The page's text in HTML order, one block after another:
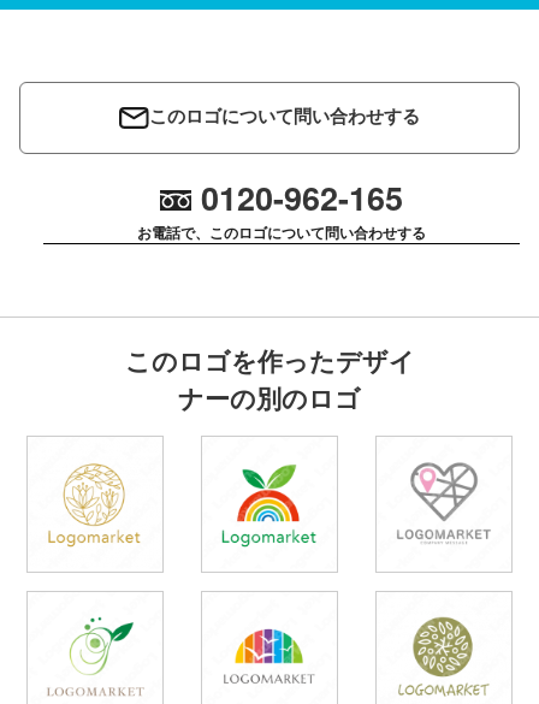
このロゴについて問い合わせする
0120-962-165
お電話で、このロゴについて問い合わせする
このロゴを作ったデザイ
ナーの別のロゴ